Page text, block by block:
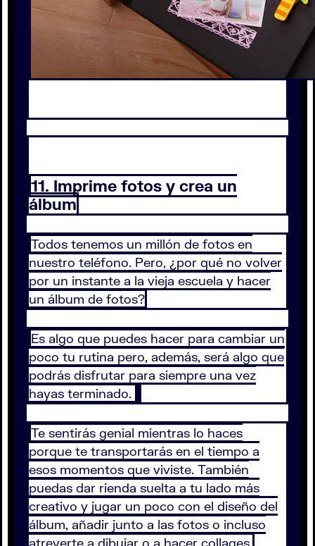
11. Imprime fotos y crea un
álbum
Todos tenemos un millón de fotos en
nuestro teléfono. Pero, ¿por qué no volver
por un instante a la vieja escuela y hacer
un álbum de fotos?
Es algo que puedes hacer para cambiar un
poco tu rutina pero, además, será algo que
podrás disfrutar para siempre una vez
hayas terminado.
Te sentirás genial mientras lo haces
porque te transportarás en el tiempo a
esos momentos que viviste. También
puedas dar rienda suelta a tu lado más
creativo y jugar un poco con el diseño del
álbum, añadir junto a las fotos o incluso
atreverte a dibujar o a hacer collages.